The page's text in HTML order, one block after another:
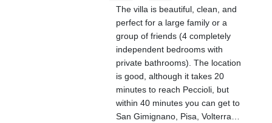
The villa is beautiful, clean, and
perfect for a large family or a
group of friends (4 completely
independent bedrooms with
private bathrooms). The location
is good, although it takes 20
minutes to reach Peccioli, but
within 40 minutes you can get to
San Gimignano, Pisa, Volterra…